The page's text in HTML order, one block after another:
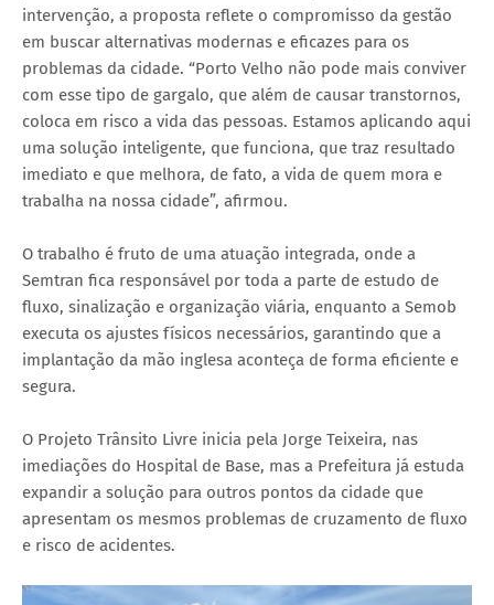
intervenção, a proposta reflete o compromisso da gestão
em buscar alternativas modernas e eficazes para os
problemas da cidade. “Porto Velho não pode mais conviver
com esse tipo de gargalo, que além de causar transtornos,
coloca em risco a vida das pessoas. Estamos aplicando aqui
uma solução inteligente, que funciona, que traz resultado
imediato e que melhora, de fato, a vida de quem mora e
trabalha na nossa cidade”, afirmou.
O trabalho é fruto de uma atuação integrada, onde a
Semtran fica responsável por toda a parte de estudo de
fluxo, sinalização e organização viária, enquanto a Semob
executa os ajustes físicos necessários, garantindo que a
implantação da mão inglesa aconteça de forma eficiente e
segura.
O Projeto Trânsito Livre inicia pela Jorge Teixeira, nas
imediações do Hospital de Base, mas a Prefeitura já estuda
expandir a solução para outros pontos da cidade que
apresentam os mesmos problemas de cruzamento de fluxo
e risco de acidentes.